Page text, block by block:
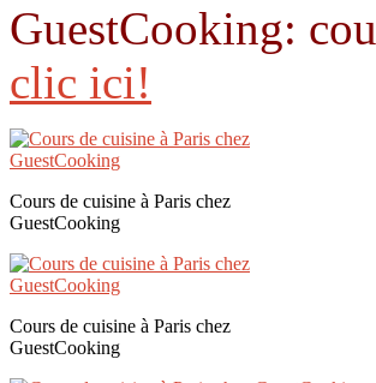
GuestCooking:
clic ici!
Cours de cuisine à Paris chez
GuestCooking
Cours de cuisine à Paris chez
GuestCooking